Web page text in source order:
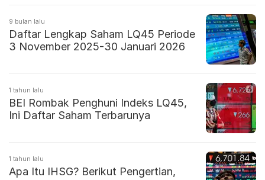
9 bulan lalu
Daftar Lengkap Saham LQ45 Periode
3 November 2025-30 Januari 2026
1 tahun lalu
BEI Rombak Penghuni Indeks LQ45,
Ini Daftar Saham Terbarunya
1 tahun lalu
Apa Itu IHSG? Berikut Pengertian,